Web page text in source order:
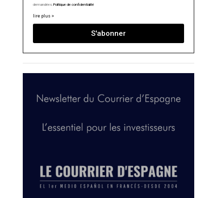
demandées.Politique de confidentialité
lire plus >
S'abonner